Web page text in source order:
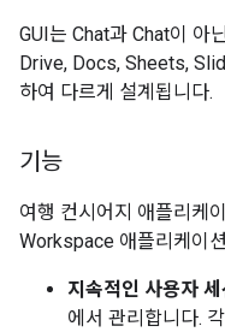
GUI는 Chat과 Chat이 아
Drive, Docs, Sheets,
하여 다르게 설계됩니다.
기능
여행 컨시어지 애플리케
Workspace 애플리케이
지속적인 사용자
에서 관리합니다.